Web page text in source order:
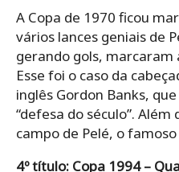
A Copa de 1970 ficou
vários lances geniais de
gerando gols, marcaram
Esse foi o caso da
inglês Gordon Banks,
“defesa do século”.
campo de Pelé, o famoso
4º título: Copa 1994 –